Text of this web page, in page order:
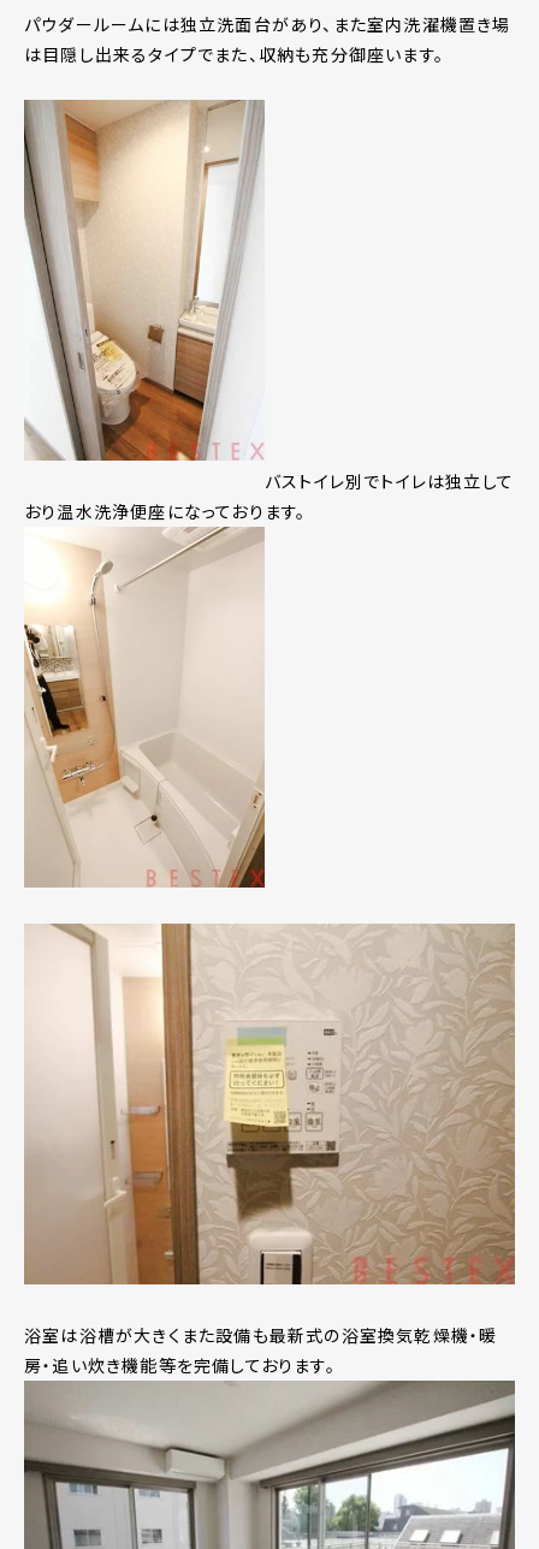
パウダールームには独立洗面台があり、また室内洗濯機置き場
は目隠し出来るタイプでまた、収納も充分御座います。
バストイレ別でトイレは独立して
おり温水洗浄便座になっております。
浴室は浴槽が大きくまた設備も最新式の浴室換気乾燥機・暖
房・追い炊き機能等を完備しております。